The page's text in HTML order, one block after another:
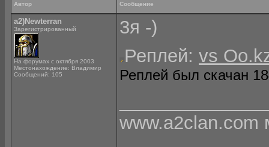
Автор Сообщение
a2)Newterran
Зарегистрированный
На форумах с октября 2003
Местонахождение: Владимир
Сообщений: 105
3я -)
Реплей: vs
Реплей был скачан
www.a2clan.com